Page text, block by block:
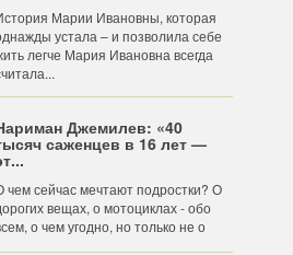
Марии Ивановны, которая
устала – и позволила себе
легче Мария Ивановна всегда
Джемилев: «40
саженцев в 16 лет —
чем сейчас мечтают подростки? О
вещах, о мотоциклах - обо
о чем угодно, но только не о